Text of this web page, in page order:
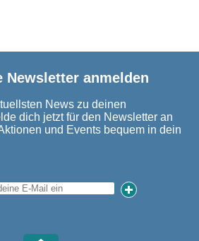
Newsletter anmelden
News zu deinen
dich jetzt für den Newsletter an
und Events bequem in dein